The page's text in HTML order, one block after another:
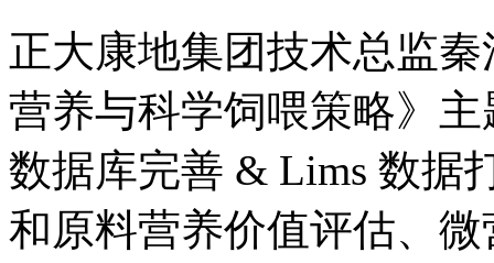
正大康地集团技术总监
营养与科学饲喂策略》
数据库完善 & Lims 数据
和原料营养价值评估、